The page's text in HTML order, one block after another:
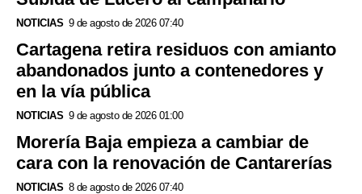
NOTICIAS 9 de agosto de 2026 07:40
Cartagena retira residuos con amianto
abandonados junto a contenedores y
en la vía pública
NOTICIAS 9 de agosto de 2026 01:00
Morería Baja empieza a cambiar de
cara con la renovación de Cantarerías
NOTICIAS 8 de agosto de 2026 07:40